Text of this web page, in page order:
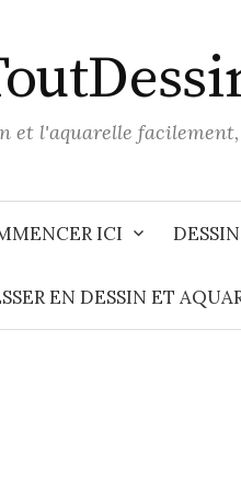
et l'aquarelle
ICI DESSIN
EN DESSIN ET